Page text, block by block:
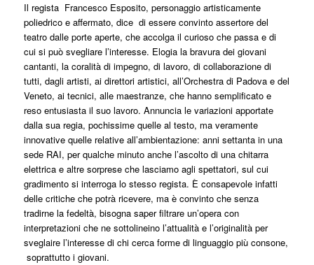
Il regista Francesco Esposito, personaggio artisticamente
poliedrico e affermato, dice di essere convinto assertore del
teatro dalle porte aperte, che accolga il curioso che passa e di
cui si può svegliare l’interesse. Elogia la bravura dei giovani
cantanti, la coralità di impegno, di lavoro, di collaborazione di
tutti, dagli artisti, ai direttori artistici, all’Orchestra di Padova e del
Veneto, ai tecnici, alle maestranze, che hanno semplificato e
reso entusiasta il suo lavoro. Annuncia le variazioni apportate
dalla sua regia, pochissime quelle al testo, ma veramente
innovative quelle relative all’ambientazione: anni settanta in una
sede RAI, per qualche minuto anche l’ascolto di una chitarra
elettrica e altre sorprese che lasciamo agli spettatori, sul cui
gradimento si interroga lo stesso regista. È consapevole infatti
delle critiche che potrà ricevere, ma è convinto che senza
tradirne la fedeltà, bisogna saper filtrare un’opera con
interpretazioni che ne sottolineino l’attualità e l’originalità per
sveglaire l’interesse di chi cerca forme di linguaggio più consone,
soprattutto i giovani.